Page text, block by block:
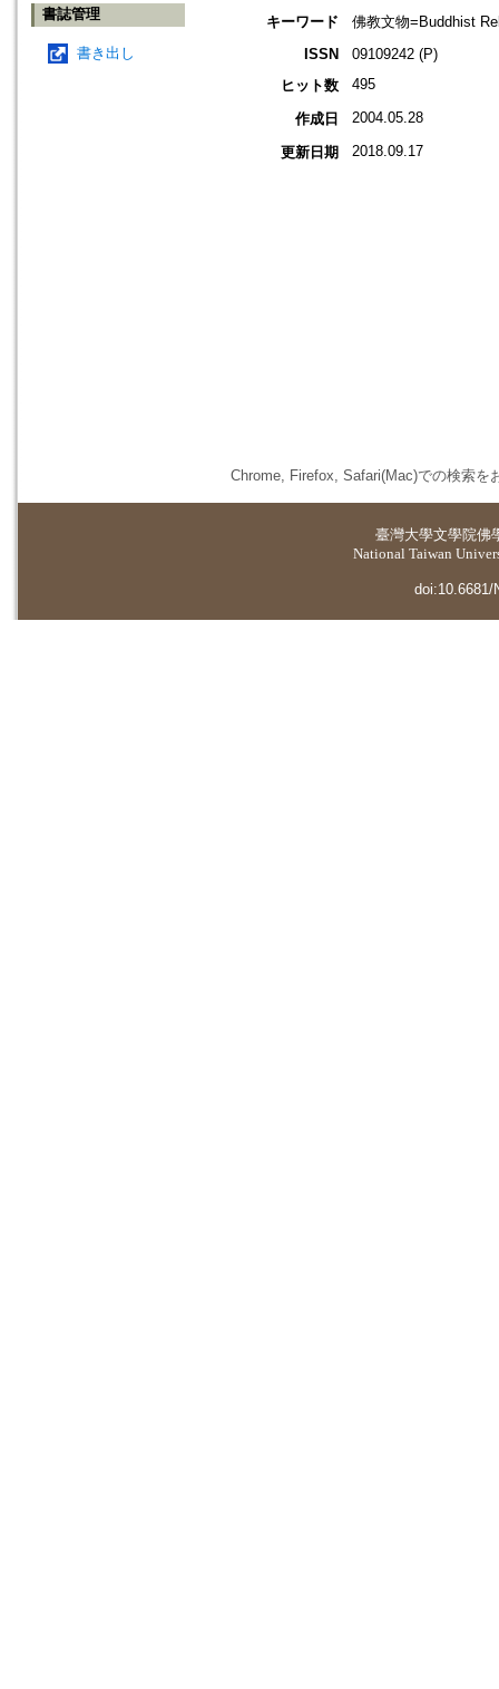
書誌管理
書き出し
キーワード
佛教文物=Buddhist
ISSN
09109242 (P)
ヒット数
495
作成日 2004.05.28
更新日期 2018.09.17
Chrome, Firefox, Safari(Mac)での検索を
臺灣大學文學院佛
National Taiwan
doi:10.6681/